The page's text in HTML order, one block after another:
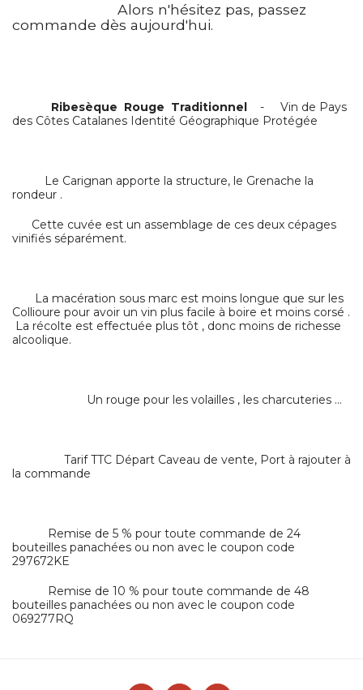
Alors n'hésitez pas, passez
commande dès aujourd'hui.
Ribesèque Rouge Traditionnel
- Vin de Pays
des Côtes Catalanes Identité Géographique Protégée
Le Carignan apporte la structure, le Grenache la
rondeur .
Cette cuvée est un assemblage de ces deux cépages
vinifiés séparément.
La macération sous marc est moins longue que sur les
Collioure pour avoir un vin plus facile à boire et moins corsé .
La récolte est effectuée plus tôt , donc moins de richesse
alcoolique.
Un rouge pour les volailles , les charcuteries ...
Tarif TTC Départ Caveau de vente, Port à rajouter à
la commande
Remise de 5 % pour toute commande de 24
bouteilles panachées ou non avec le coupon code
297672KE
Remise de 10 % pour toute commande de 48
bouteilles panachées ou non avec le coupon code
069277RQ